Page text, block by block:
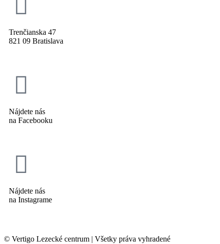
Trenčianska 47
821 09 Bratislava
Nájdete nás
na Facebooku
Nájdete nás
na Instagrame
© Vertigo Lezecké centrum | Všetky práva vyhradené